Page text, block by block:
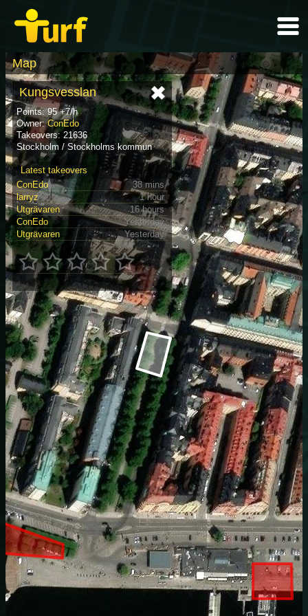
Map
Kungsvesslan
Points: 95 +7/h
Owner:ConEdo
Takeovers: 21636
Stockholm / Stockholms kommun
Latest takeovers
ConEdo
38 mins
larryz
1 hour
Utgrävaren
16 hours
ConEdo
Yesterday
Utgrävaren
Yesterday